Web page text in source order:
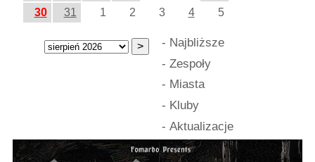
30
31 1 2 3 4 5
- Najbliższe
- Zespoły
- Miasta
- Kluby
- Aktualizacje